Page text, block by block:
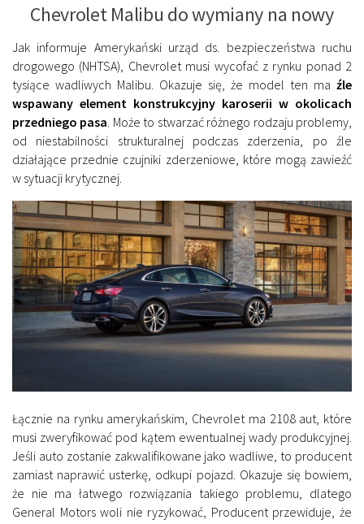
Chevrolet Malibu do wymiany na nowy
Jak informuje Amerykański urząd ds. bezpieczeństwa ruchu
drogowego (NHTSA), Chevrolet musi wycofać z rynku ponad 2
tysiące wadliwych Malibu. Okazuje się, że model ten ma źle
wspawany element konstrukcyjny karoserii w okolicach
przedniego pasa . Może to stwarzać różnego rodzaju problemy,
od niestabilności strukturalnej podczas zderzenia, po źle
działające przednie czujniki zderzeniowe, które mogą zawieźć
w sytuacji krytycznej.
Łącznie na rynku amerykańskim, Chevrolet ma 2108 aut, które
musi zweryfikować pod kątem ewentualnej wady produkcyjnej.
Jeśli auto zostanie zakwalifikowane jako wadliwe, to producent
zamiast naprawić usterkę, odkupi pojazd. Okazuje się bowiem,
że nie ma łatwego rozwiązania takiego problemu, dlatego
General Motors woli nie ryzykować, Producent przewiduje, że